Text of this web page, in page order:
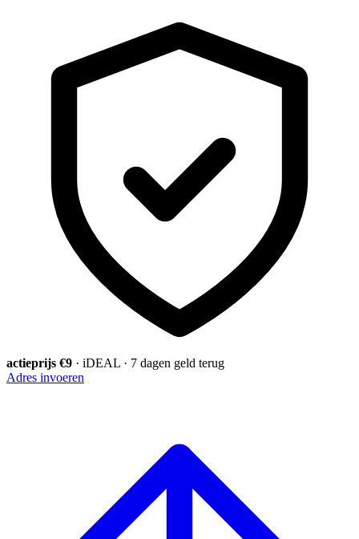
actieprijs €9 · iDEAL · 7 dagen geld terug
Adres invoeren